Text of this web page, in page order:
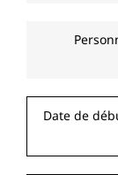
Date de